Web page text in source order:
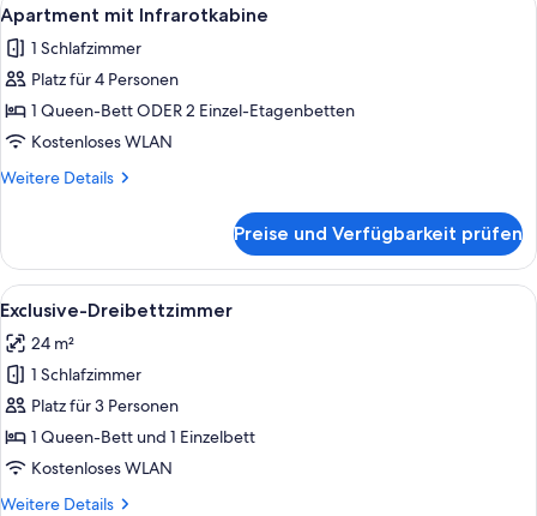
Fotos
für
Apartment
mit
Infrarotkabine
anzeigen
10
Apartment mit Infrarotkabine
1 Schlafzimmer
Platz für 4 Personen
1 Queen-Bett ODER 2 Einzel-Etagenbetten
Kostenloses WLAN
Weitere Details
Weitere
mit
Infrarotkabine
Preise und Verfügbarkeit prüfen
Alle
Fotos
für
Exclusive-
Dreibettzimmer
anzeigen
Exclusive-Dreibettzimmer |
1
Exclusive-Dreibettzimmer
24 m²
1 Schlafzimmer
Platz für 3 Personen
1 Queen-Bett und 1 Einzelbett
Kostenloses WLAN
Weitere Details
Weitere